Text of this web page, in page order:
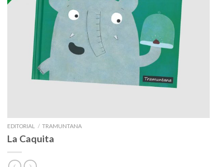
EDITORIAL / TRAMUNTANA
La Caquita